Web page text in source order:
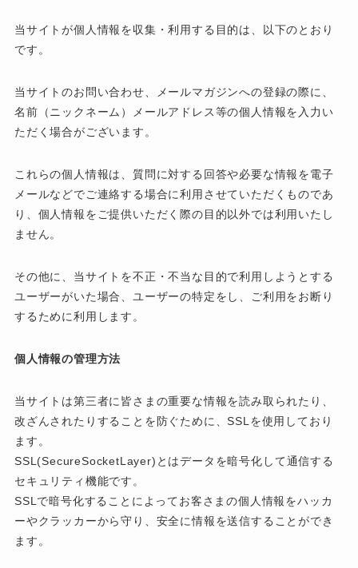
当サイトが個人情報を収集・利用する目的は、以下のとおり
です。
当サイトのお問い合わせ、メールマガジンへの登録の際に、
名前（ニックネーム）メールアドレス等の個人情報を入力い
ただく場合がございます。
これらの個人情報は、質問に対する回答や必要な情報を電子
メールなどでご連絡する場合に利用させていただくものであ
り、個人情報をご提供いただく際の目的以外では利用いたし
ません。
その他に、当サイトを不正・不当な目的で利用しようとする
ユーザーがいた場合、ユーザーの特定をし、ご利用をお断り
するために利用します。
個人情報の管理方法
当サイトは第三者に皆さまの重要な情報を読み取られたり、
改ざんされたりすることを防ぐために、SSLを使用しており
ます。
SSL(SecureSocketLayer)とはデータを暗号化して通信する
セキュリティ機能です。
SSLで暗号化することによってお客さまの個人情報をハッカ
ーやクラッカーから守り、安全に情報を送信することができ
ます。